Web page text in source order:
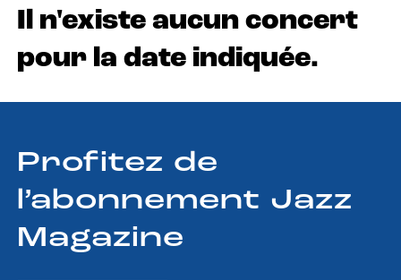
Il n'existe aucun concert
pour la date indiquée.
Profitez de
l’abonnement Jazz
Magazine